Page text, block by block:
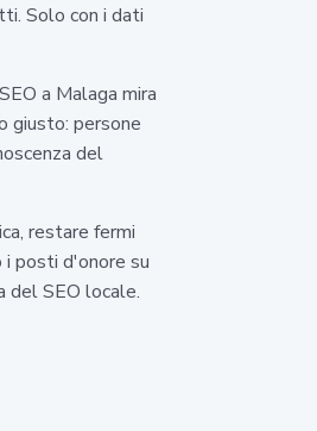
Solo con i dati
a Malaga mira
giusto: persone
del
restare fermi
i posti d'onore su
del SEO locale.